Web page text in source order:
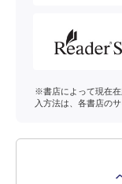
※書店によって現在
入方法は、各書店の